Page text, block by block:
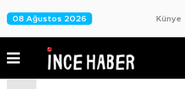
08 Ağustos 2026 Künye